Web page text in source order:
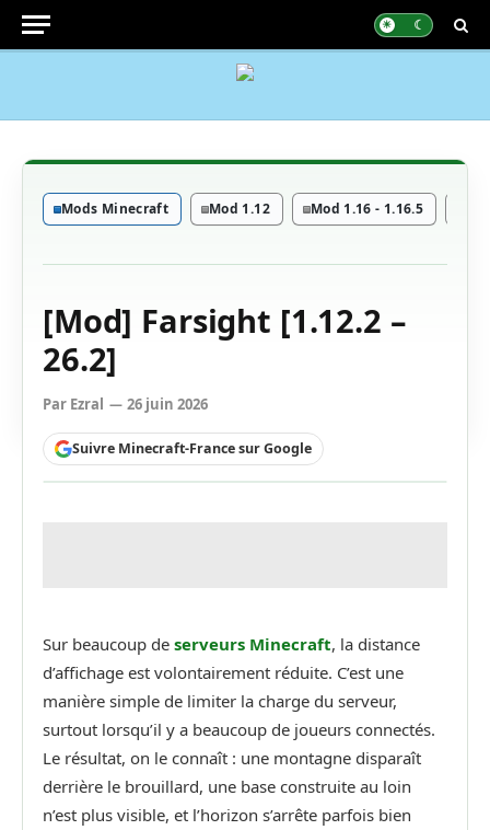
Mods Minecraft Mod 1.12 Mod 1.16 - 1.16.5
[Mod] Farsight [1.12.2 –
26.2]
Par Ezral 26 juin 2026
Suivre Minecraft-France sur Google
Sur beaucoup de serveurs Minecraft, la distance
d’affichage est volontairement réduite. C’est une
manière simple de limiter la charge du serveur,
surtout lorsqu’il y a beaucoup de joueurs connectés.
Le résultat, on le connaît : une montagne disparaît
derrière le brouillard, une base construite au loin
n’est plus visible, et l’horizon s’arrête parfois bien